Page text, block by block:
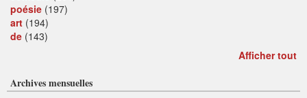
poésie (197)
art (194)
de (143)
Afficher tout
Archives mensuelles